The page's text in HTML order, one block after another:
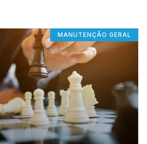
MANUTENÇÃO GERAL